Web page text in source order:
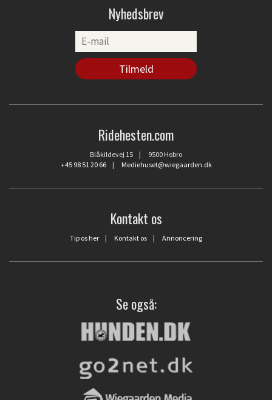
Nyhedsbrev
Ridehesten.com
Blåkildevej 15 | 9500 Hobro
+45 98 51 20 66| Mediehuset@wiegaarden.dk
Kontakt os
Tip os her | Kontakt os | Annoncering
Se også: